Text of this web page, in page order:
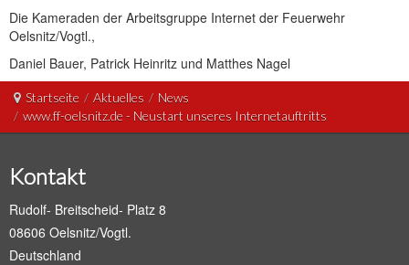
Die Kameraden der Arbeitsgruppe Internet der Feuerwehr
Oelsnitz/Vogtl.,
Daniel Bauer, Patrick Heinritz und Matthes Nagel
Startseite / Aktuelles / News
/ www.ff-oelsnitz.de - Neustart unseres Internetauftritts
Kontakt
Rudolf- Breitscheid- Platz 8
08606 Oelsnitz/Vogtl.
Deutschland